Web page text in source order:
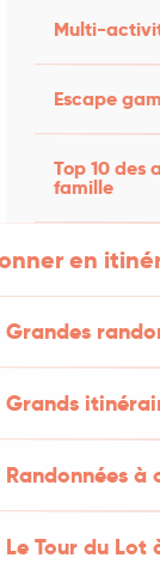
Multi-
Escape
Top 10 des
famille
en
Grandes
Grands
Randonnées
Le Tour du Lot
Lot